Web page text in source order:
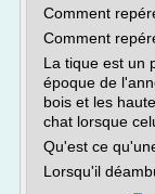
Comment
Comment
La tique est un
époque de
bois et les
chat lorsque
Qu'est ce
Lorsqu'il